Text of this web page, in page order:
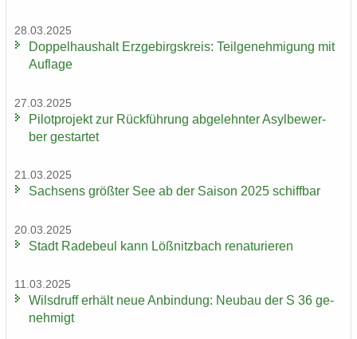
28.03.2025
Dop­pel­haus­halt Erz­ge­birgs­kreis: Teil­ge­neh­mi­gung mit
Auf­la­ge
27.03.2025
Pi­lot­pro­jekt zur Rück­füh­rung ab­ge­lehn­ter Asyl­be­wer­
ber ge­star­tet
21.03.2025
Sach­sens größ­ter See ab der Sai­son 2025 schiff­bar
20.03.2025
Stadt Ra­de­beul kann Löß­nitz­bach re­na­tu­rie­ren
11.03.2025
Wilsd­ruff er­hält neue An­bin­dung: Neu­bau der S 36 ge­
neh­migt